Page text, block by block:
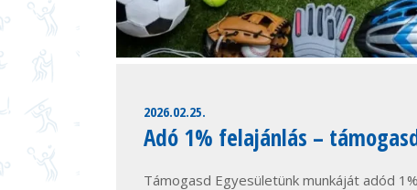
2026.02.25.
Adó 1% felajánlás –
Támogasd Egyesületünk munkáját adód